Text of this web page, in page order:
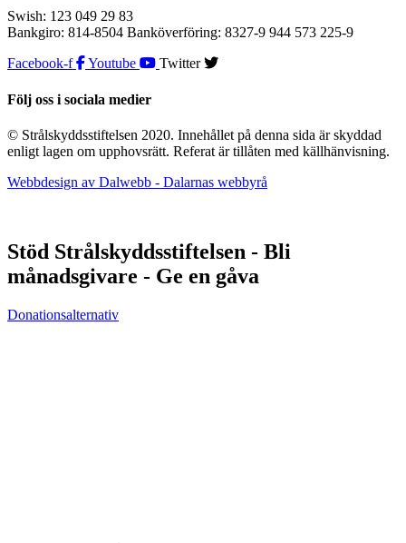
Swish: 123 049 29 83
Bankgiro: 814-8504 Banköverföring: 8327-9 944 573 225-9
Facebook-f
Youtube Twitter
Följ oss i sociala medier
© Strålskyddsstiftelsen 2020. Innehållet på denna sida är skyddad
enligt lagen om upphovsrätt. Referat är tillåten med källhänvisning.
Webbdesign av Dalwebb - Dalarnas webbyrå
Stöd Strålskyddsstiftelsen - Bli
månadsgivare - Ge en gåva
Donationsalternativ